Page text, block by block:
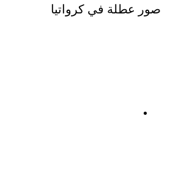
صور عطلة في كرواتيا